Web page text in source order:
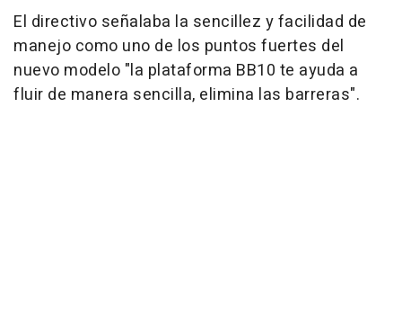
El directivo señalaba la sencillez y facilidad de
manejo como uno de los puntos fuertes del
nuevo modelo "la plataforma BB10 te ayuda a
fluir de manera sencilla, elimina las barreras".